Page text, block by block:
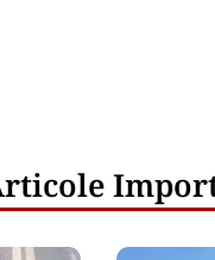
a aprobat